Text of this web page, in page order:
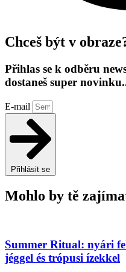
Chceš být v
Přihlas se k odběru
dostaneš super
E-mail
Přihlásit se
Mohlo by tě
Summer Ritual: nyári
jéggel és trópusi ízekkel